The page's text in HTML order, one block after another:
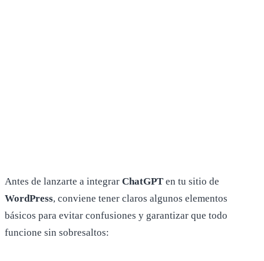
Antes de lanzarte a integrar ChatGPT en tu sitio de
WordPress, conviene tener claros algunos elementos
básicos para evitar confusiones y garantizar que todo
funcione sin sobresaltos: